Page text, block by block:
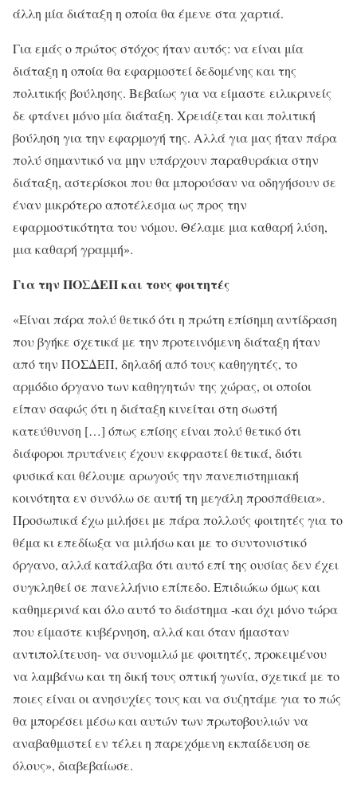
άλλη μία διάταξη η οποία θα έμενε στα χαρτιά.
Για εμάς ο πρώτος στόχος ήταν αυτός: να είναι μία
διάταξη η οποία θα εφαρμοστεί δεδομένης και της
πολιτικής βούλησης. Βεβαίως για να είμαστε ειλικρινείς
δε φτάνει μόνο μία διάταξη. Χρειάζεται και πολιτική
βούληση για την εφαρμογή της. Αλλά για μας ήταν πάρα
πολύ σημαντικό να μην υπάρχουν παραθυράκια στην
διάταξη, αστερίσκοι που θα μπορούσαν να οδηγήσουν σε
έναν μικρότερο αποτέλεσμα ως προς την
εφαρμοστικότητα του νόμου. Θέλαμε μια καθαρή λύση,
μια καθαρή γραμμή».
Για την ΠΟΣΔΕΠ και τους φοιτητές
«Είναι πάρα πολύ θετικό ότι η πρώτη επίσημη αντίδραση
που βγήκε σχετικά με την προτεινόμενη διάταξη ήταν
από την ΠΟΣΔΕΠ, δηλαδή από τους καθηγητές, το
αρμόδιο όργανο των καθηγητών της χώρας, οι οποίοι
είπαν σαφώς ότι η διάταξη κινείται στη σωστή
κατεύθυνση […] όπως επίσης είναι πολύ θετικό ότι
διάφοροι πρυτάνεις έχουν εκφραστεί θετικά, διότι
φυσικά και θέλουμε αρωγούς την πανεπιστημιακή
κοινότητα εν συνόλω σε αυτή τη μεγάλη προσπάθεια».
Προσωπικά έχω μιλήσει με πάρα πολλούς φοιτητές για το
θέμα κι επεδίωξα να μιλήσω και με το συντονιστικό
όργανο, αλλά κατάλαβα ότι αυτό επί της ουσίας δεν έχει
συγκληθεί σε πανελλήνιο επίπεδο. Επιδιώκω όμως και
καθημερινά και όλο αυτό το διάστημα -και όχι μόνο τώρα
που είμαστε κυβέρνηση, αλλά και όταν ήμασταν
αντιπολίτευση- να συνομιλώ με φοιτητές, προκειμένου
να λαμβάνω και τη δική τους οπτική γωνία, σχετικά με το
ποιες είναι οι ανησυχίες τους και να συζητάμε για το πώς
θα μπορέσει μέσω και αυτών των πρωτοβουλιών να
αναβαθμιστεί εν τέλει η παρεχόμενη εκπαίδευση σε
όλους», διαβεβαίωσε.